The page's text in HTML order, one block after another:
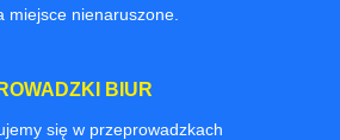
miejsce nienaruszone.
BIUR
się w przeprowadzkach